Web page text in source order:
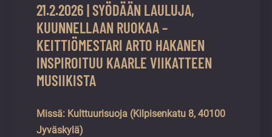
21.2.2026 | SYÖDÄÄN LAULUJA,
KUUNNELLAAN RUOKAA –
KEITTIÖMESTARI ARTO HAKANEN
INSPIROITUU KAARLE VIIKATTEEN
MUSIIKISTA
Missä: Kulttuurisuoja (Kilpisenkatu 8, 40100
Jyväskylä)